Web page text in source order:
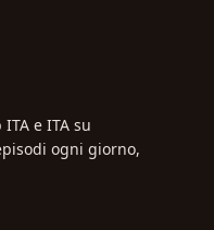
e ITA su
ogni giorno,